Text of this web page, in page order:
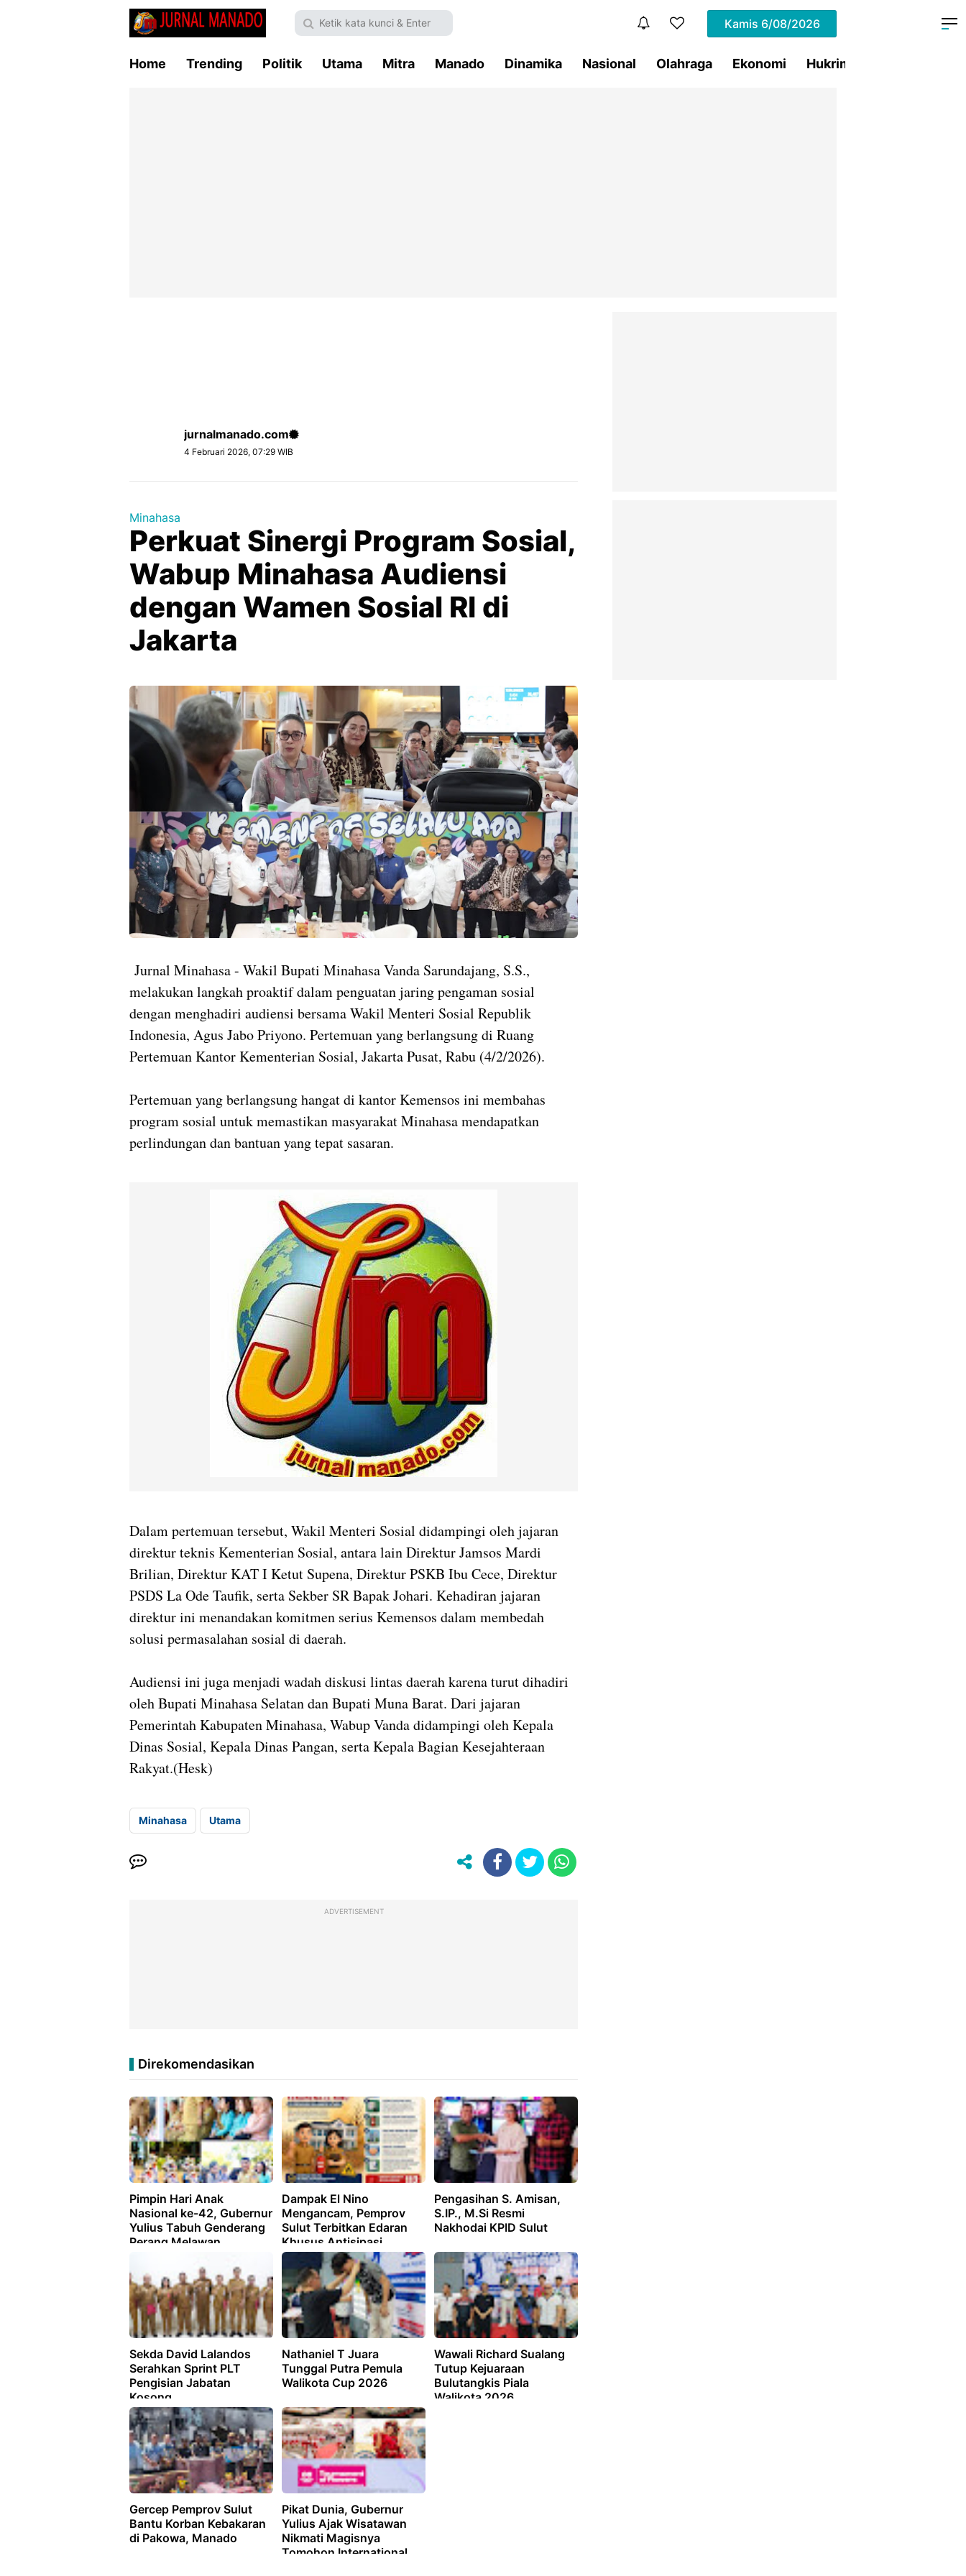
Kamis 6/08/2026
Home Trending Politik Utama Mitra Manado Dinamika Nasional Olahraga Ekonomi Hukrim
jurnalmanado.com
4 Februari 2026, 07:29 WIB
Minahasa
Perkuat Sinergi Program Sosial,
Wabup Minahasa Audiensi
dengan Wamen Sosial RI di
Jakarta
Jurnal Minahasa - Wakil Bupati Minahasa Vanda Sarundajang, S.S.,
melakukan langkah proaktif dalam penguatan jaring pengaman sosial
dengan menghadiri audiensi bersama Wakil Menteri Sosial Republik
Indonesia, Agus Jabo Priyono. Pertemuan yang berlangsung di Ruang
Pertemuan Kantor Kementerian Sosial, Jakarta Pusat, Rabu (4/2/2026).
Pertemuan yang berlangsung hangat di kantor Kemensos ini membahas
program sosial untuk memastikan masyarakat Minahasa mendapatkan
perlindungan dan bantuan yang tepat sasaran.
Dalam pertemuan tersebut, Wakil Menteri Sosial didampingi oleh jajaran
direktur teknis Kementerian Sosial, antara lain Direktur Jamsos Mardi
Brilian, Direktur KAT I Ketut Supena, Direktur PSKB Ibu Cece, Direktur
PSDS La Ode Taufik, serta Sekber SR Bapak Johari. Kehadiran jajaran
direktur ini menandakan komitmen serius Kemensos dalam membedah
solusi permasalahan sosial di daerah.
Audiensi ini juga menjadi wadah diskusi lintas daerah karena turut dihadiri
oleh Bupati Minahasa Selatan dan Bupati Muna Barat. Dari jajaran
Pemerintah Kabupaten Minahasa, Wabup Vanda didampingi oleh Kepala
Dinas Sosial, Kepala Dinas Pangan, serta Kepala Bagian Kesejahteraan
Rakyat.(Hesk)
Minahasa Utama
ADVERTISEMENT
Direkomendasikan
Pimpin Hari Anak
Nasional ke-42, Gubernur
Yulius Tabuh Genderang
Perang Melawan
Dampak El Nino
Mengancam, Pemprov
Sulut Terbitkan Edaran
Khusus Antisipasi
Kebakaran
Pengasihan S. Amisan,
S.IP., M.Si Resmi
Nakhodai KPID Sulut
Sekda David Lalandos
Serahkan Sprint PLT
Pengisian Jabatan
Kosong
Nathaniel T Juara
Tunggal Putra Pemula
Walikota Cup 2026
Wawali Richard Sualang
Tutup Kejuaraan
Bulutangkis Piala
Walikota 2026
Gercep Pemprov Sulut
Bantu Korban Kebakaran
di Pakowa, Manado
Pikat Dunia, Gubernur
Yulius Ajak Wisatawan
Nikmati Magisnya
Tomohon International